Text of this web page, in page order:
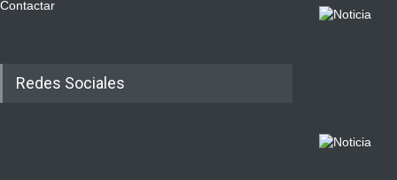
Contactar
Redes Sociales